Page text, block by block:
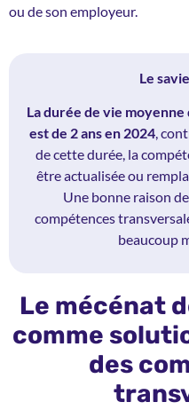
ou de son employeur.
Le
La durée de vie
est de 2 ans en 2024,
de cette durée, la
être actualisée ou
Une bonne raison
compétences
beaucoup
Le mécénat
comme
des